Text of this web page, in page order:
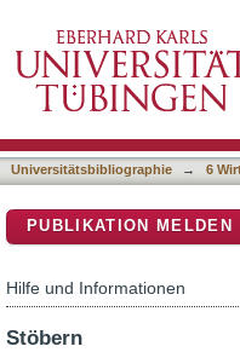
The History of
Universitätsbibliographie → 6
PUBLIKATION MELDEN
Hilfe und Informationen
Stöbern